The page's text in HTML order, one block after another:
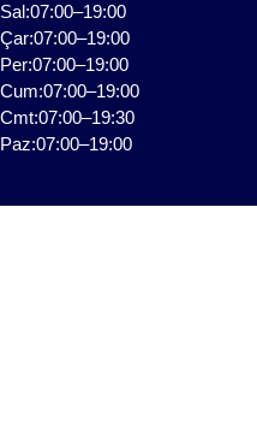
yönetilen bir Bahçelievler
servis
ele alınmasını
konsept uyumu ve
Sal:07:00–19:00
Çar:07:00–19:00
Per:07:00–19:00
Cum:07:00–19:00
Cmt:07:00–19:30
Paz:07:00–19:00